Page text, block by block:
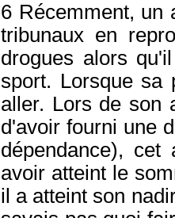
6 Récemment, un
tribunaux en
drogues alors
sport. Lorsque sa
aller. Lors de son
d'avoir fourni une
dépendance), cet
avoir atteint le
il a atteint son